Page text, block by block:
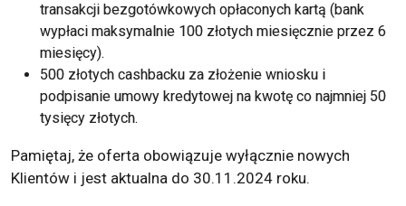
transakcji bezgotówkowych opłaconych kartą (bank
wypłaci maksymalnie 100 złotych miesięcznie przez 6
miesięcy).
500 złotych cashbacku za złożenie wniosku i
podpisanie umowy kredytowej na kwotę co najmniej 50
tysięcy złotych.
Pamiętaj, że oferta obowiązuje wyłącznie nowych
Klientów i jest aktualna do 30.11.2024 roku.